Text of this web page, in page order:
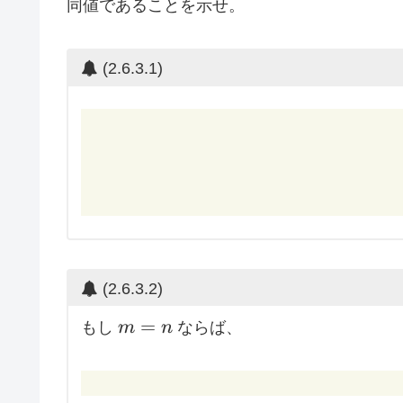
\Delta
M_{m,n}
同値であることを示せ。
(2.6.3.1)
(2.6.3.2)
もしm
m = n ならば、